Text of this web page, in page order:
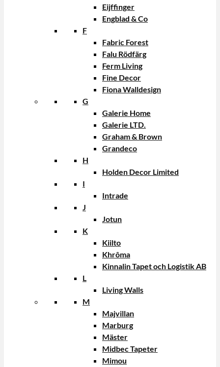
Eijffinger
Engblad & Co
F
Fabric Forest
Falu Rödfärg
Ferm Living
Fine Decor
Fiona Walldesign
G
Galerie Home
Galerie LTD.
Graham & Brown
Grandeco
H
Holden Decor Limited
I
Intrade
J
Jotun
K
Kiilto
Khrôma
Kinnalin Tapet och Logistik AB
L
Living Walls
M
Majvillan
Marburg
Mäster
Midbec Tapeter
Mimou